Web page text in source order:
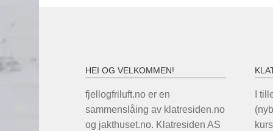
HEI OG VELKOMMEN!
fjellogfriluft.no er en
sammenslåing av klatresiden.no
og jakthuset.no. Klatresiden AS
I